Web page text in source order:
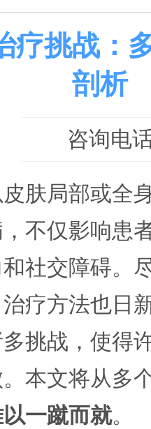
疗挑战：
剖析
咨询电
肤局部或全
不仅影响患
社交障碍。
疗方法也日
挑战，使得
本文将从多
一蹴而就。